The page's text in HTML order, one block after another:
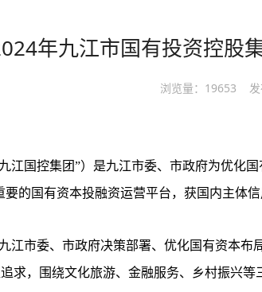
年九江市国有投资控股
浏览量： 19653 发
江国控集团”）是九江市委、市政府为优化
的国有资本投融资运营平台，获国内主体
江市委、市政府决策部署、优化国有资本
求，围绕文化旅游、金融服务、乡村振兴